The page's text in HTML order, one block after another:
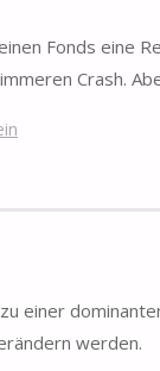
Fonds eine
Crash.
einer
werden.